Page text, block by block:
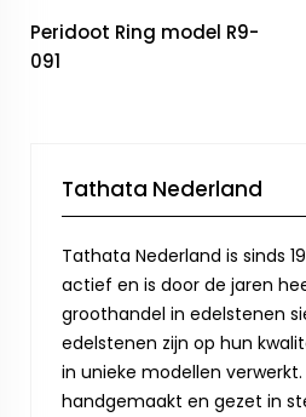
Peridoot Ring model R9-
091
Tathata Nederland
Tathata Nederland is sinds
actief en is door de jaren
groothandel in edelstenen
edelstenen zijn op hun
in unieke modellen verwerkt.
handgemaakt en gezet in